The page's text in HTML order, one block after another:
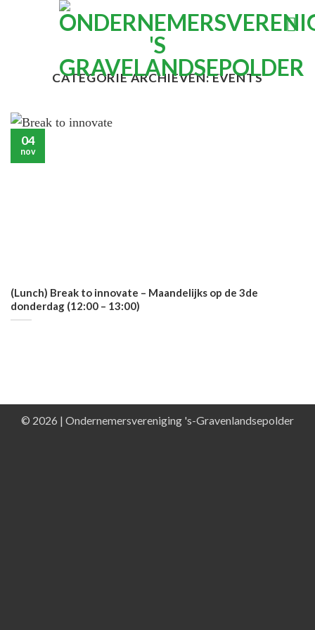
CATEGORIE ARCHIEVEN:EVENTS
(Lunch) Break to innovate – Maandelijks op de 3de
donderdag (12:00 – 13:00)
04
nov
© 2026 | Ondernemersvereniging 's-Gravenlandsepolder